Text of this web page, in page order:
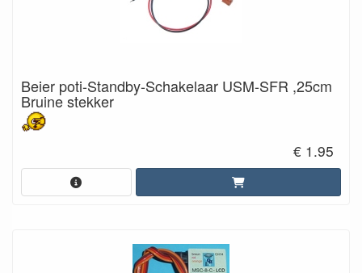
Beier poti-Standby-Schakelaar USM-SFR ,25cm
Bruine stekker
€ 1.95